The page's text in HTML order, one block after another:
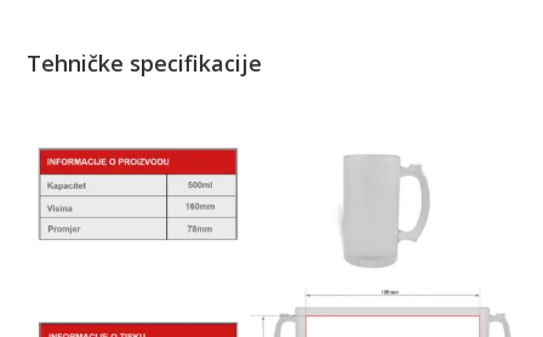
Tehničke specifikacije